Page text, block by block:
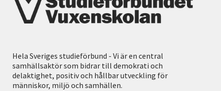
Hela Sveriges studieförbund - Vi är en central
samhällsaktör som bidrar till demokrati och
delaktighet, positiv och hållbar utveckling för
människor, miljö och samhällen.